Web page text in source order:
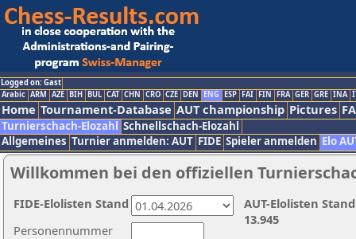
Logged on: Gast
Arabic ARM AZE BIH BUL CAT CHN CRO CZE DEN ENG ESP FAI FIN FRA GER GRE INA
Home Tournament-Database AUT championship Pictures
Turnierschach-Elozahl Schnellschach-Elozahl
Allgemeines Turnier anmelden: AUT FIDE Spieler anmelden Elo
Willkommen bei den offiziellen
Personennummer
AUT-Elolisten
13.945
FIDE-Elolisten Stand